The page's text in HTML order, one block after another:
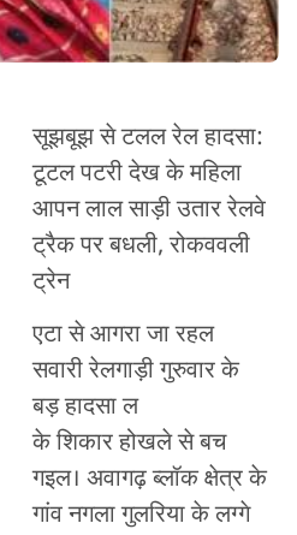
सूझबूझ से टलल रेल हादसा:
टूटल पटरी देख के महिला
आपन लाल साड़ी उतार रेलवे
ट्रैक पर बधली, रोकववली
ट्रेन
एटा से आगरा जा रहल
सवारी रेलगाड़ी गुरुवार के
बड़ हादसा ल
के शिकार होखले से बच
गइल। अवागढ़ ब्लॉक क्षेत्र के
गांव नगला गुलरिया के लग्गे